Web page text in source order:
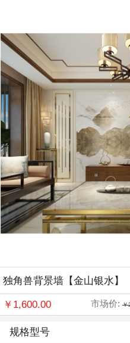
独角兽背景墙【金山银水】
￥1,600.00 市场价:￥
规格型号